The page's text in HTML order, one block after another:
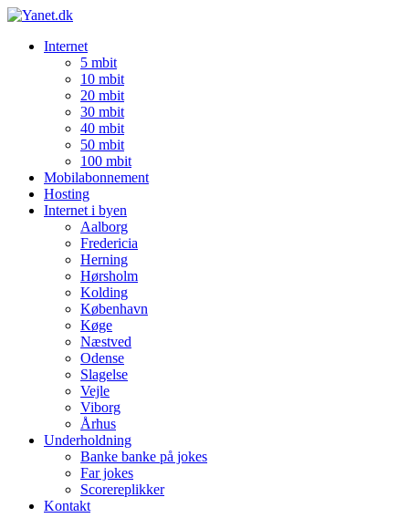
Internet
5 mbit
10 mbit
20 mbit
30 mbit
40 mbit
50 mbit
100 mbit
Mobilabonnement
Hosting
Internet i byen
Aalborg
Fredericia
Herning
Hørsholm
Kolding
København
Køge
Næstved
Odense
Slagelse
Vejle
Viborg
Århus
Underholdning
Banke banke på jokes
Far jokes
Scorereplikker
Kontakt